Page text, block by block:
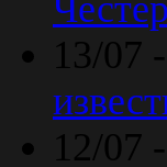
13/07 -
12/07 -